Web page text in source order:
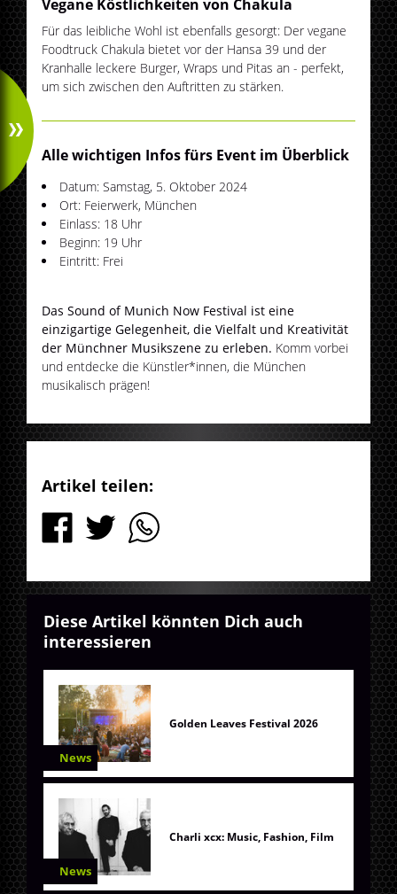
Vegane Köstlichkeiten von Chakula
Für das leibliche Wohl ist ebenfalls gesorgt: Der vegane
Foodtruck Chakula bietet vor der Hansa 39 und der
Kranhalle leckere Burger, Wraps und Pitas an - perfekt,
um sich zwischen den Auftritten zu stärken.
Alle wichtigen Infos fürs Event im Überblick
Datum: Samstag, 5. Oktober 2024
Ort: Feierwerk, München
Einlass: 18 Uhr
Beginn: 19 Uhr
Eintritt: Frei
Das Sound of Munich Now Festival ist eine
einzigartige Gelegenheit, die Vielfalt und Kreativität
der Münchner Musikszene zu erleben. Komm vorbei
und entdecke die Künstler*innen, die München
musikalisch prägen!
Artikel teilen:
Diese Artikel könnten Dich auch
interessieren
News
Golden Leaves Festival 2026
News
Charli xcx: Music, Fashion, Film